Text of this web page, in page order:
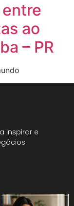
ao
– PR
inspirar e